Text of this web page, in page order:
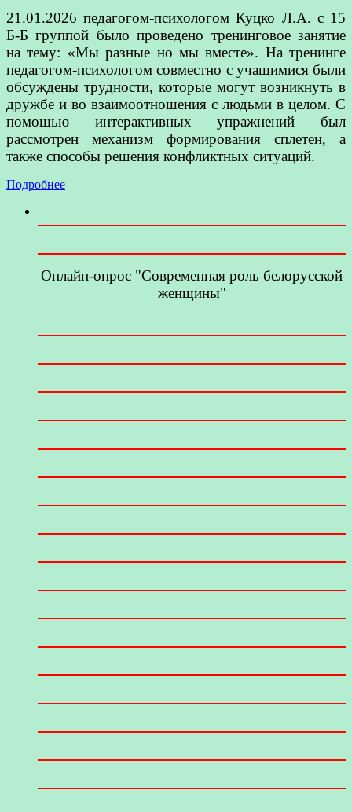
21.01.2026 педагогом-психологом Куцко Л.А. с 15
Б-Б группой было проведено тренинговое занятие
на тему: «Мы разные но мы вместе». На тренинге
педагогом-психологом совместно с учащимися были
обсуждены трудности, которые могут возникнуть в
дружбе и во взаимоотношения с людьми в целом. С
помощью интерактивных упражнений был
рассмотрен механизм формирования сплетен, а
также способы решения конфликтных ситуаций.
Подробнее
Онлайн-опрос "Современная роль белорусской
женщины"